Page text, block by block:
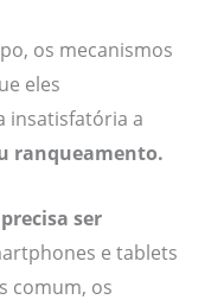
os mecanismos
eles
insatisfatória a
ranqueamento.
ser
e tablets
comum, os